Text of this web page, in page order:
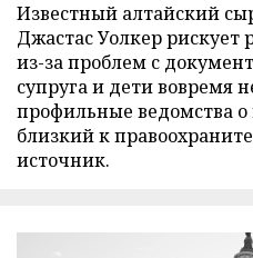
Известный алтайский
Джастас Уолкер рискует
из-за проблем с
супруга и дети вовремя
профильные ведомства
близкий к
источник.